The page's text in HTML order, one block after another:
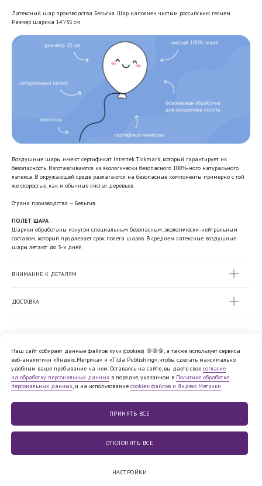
Латексный шар производства Бельгия. Шар наполнен чистым российским гелием.
Размер шарика 14"/35 см
Воздушные шары имеют сертификат Intertek Tickmark, который гарантирует их
безопасность. Изготавливаются из экологически безопасного 100%-ного натурального
латекса. В окружающей среде разлагаются на безопасные компоненты примерно с той
же скоростью, как и обычные листья деревьев
Страна производства — Бельгия
ПОЛЕТ ШАРА
Шарики обработаны изнутри специальным безопасным, экологически-нейтральным
составом, который продлевает срок полета шаров. В среднем латексные воздушные
шары летают до 3-х дней
ВНИМАНИЕ К ДЕТАЛЯМ
ДОСТАВКА
Политика обработки персональных
данных
Согласие на обработку персональных
данных
Наш сайт собирает данные файлов куки (cookies) 🍪🍪🍪, а также использует сервисы
веб-аналитики «Яндекс.Метрика» и «Tilda Publishing», чтобы сделать максимально
удобным ваше пребывание на нем. Оставаясь на сайте, вы даете свое согласие
на обработку персональных данных в порядке, указанном в Политике обработке
персональных данных, и на использование cookies-файлов и Яндекс.Метрики
ПРИНЯТЬ ВСE
ОТКЛОНИТЬ ВСЕ
НАСТРОЙКИ